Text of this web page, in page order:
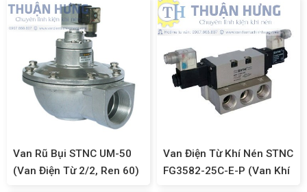
Van Rũ Bụi STNC UM-50
(Van Điện Từ 2/2, Ren 60)
Van Điện Từ Khí Nén STNC
FG3582-25C-E-P (Van Khí